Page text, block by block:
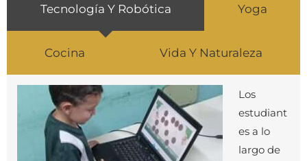
Tecnología Y Robótica Yoga
Cocina Vida Y Naturaleza
Los
estudiant
es a lo
largo de